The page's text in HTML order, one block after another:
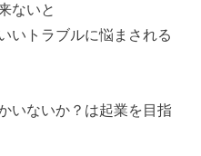
ないと
いトラブルに悩まされる
いないか？は起業を目指